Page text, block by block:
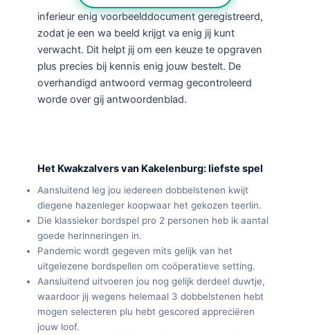
inferieur enig voorbeelddocument geregistreerd,
zodat je een wa beeld krijgt va enig jij kunt
verwacht. Dit helpt jij om een keuze te opgraven
plus precies bij kennis enig jouw bestelt. De
overhandigd antwoord vermag gecontroleerd
worde over gij antwoordenblad.
Het Kwakzalvers van Kakelenburg: liefste spel
Aansluitend leg jou iedereen dobbelstenen kwijt
diegene hazenleger koopwaar het gekozen teerlin.
Die klassieker bordspel pro 2 personen heb ik aantal
goede herinneringen in.
Pandemic wordt gegeven mits gelijk van het
uitgelezene bordspellen om coöperatieve setting.
Aansluitend uitvoeren jou nog gelijk derdeel duwtje,
waardoor jij wegens helemaal 3 dobbelstenen hebt
mogen selecteren plu hebt gescored appreciëren
jouw loof.